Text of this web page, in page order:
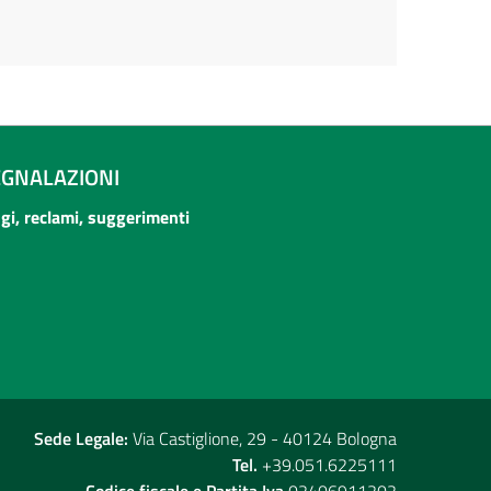
reclami, suggerimenti
Sede Legale: Via Castiglione, 29 - 40124 Bologna
Tel. +39.051.6225111